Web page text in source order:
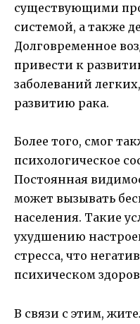
существующими
системой, а также
Долговременное
привести к
заболеваний
развитию рака.
Более того, смог
психологическое
Постоянная
может вызывать
населения. Такие
ухудшению
стресса, что
психическом
В связи с этим,